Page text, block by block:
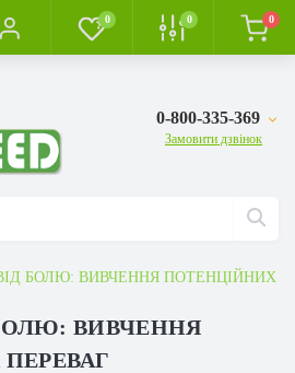
0 0 0
0-800-335-369
Замовити дзвінок
БОЛЮ: ВИВЧЕННЯ ПОТЕНЦІЙНИХ
ВИВЧЕННЯ